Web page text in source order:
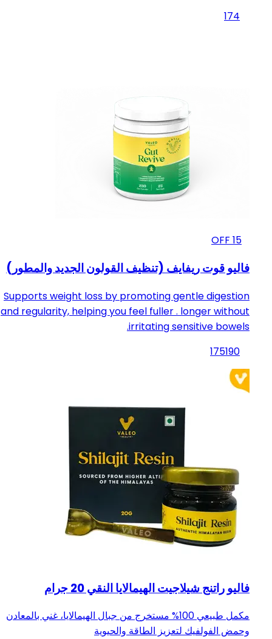
174
15
فاليو قوت ريفايف (تنظيف القولون الجديد والمطور)
Supports weight loss by promoting gentle digestion
and regularity, helping you feel fuller . longer without
irritating sensitive bowels.
175190
فاليو راتنج شيلاجيت الهيمالايا النقي 20 جرام
مكمل طبيعي 100% مستخرج من جبال الهيمالايا، غني بالمعادن
وحمض الفولفيك لتعزيز الطاقة والحيوية